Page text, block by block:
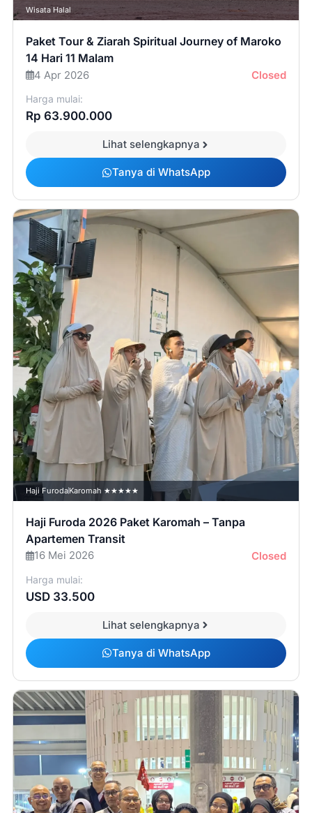
Wisata Halal
Paket Tour & Ziarah Spiritual Journey of Maroko
14 Hari 11 Malam
4 Apr 2026 Closed
Harga mulai:
Rp 63.900.000
Lihat selengkapnya
Tanya di WhatsApp
Haji FurodaKaromah ★★★★★
Haji Furoda 2026 Paket Karomah – Tanpa
Apartemen Transit
16 Mei 2026 Closed
Harga mulai:
USD 33.500
Lihat selengkapnya
Tanya di WhatsApp